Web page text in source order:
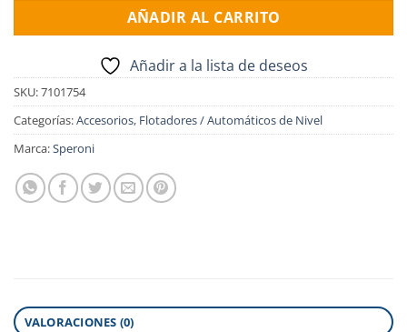
AÑADIR AL CARRITO
Añadir a la lista de deseos
SKU:7101754
Categorías:Accesorios, Flotadores / Automáticos de Nivel
Marca:Speroni
VALORACIONES (0)